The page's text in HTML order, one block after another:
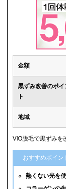
金額
黒ずみ改善のポイ
ト
地域
VIO脱毛で黒ずみを
おすすめポイン
熱くない光を